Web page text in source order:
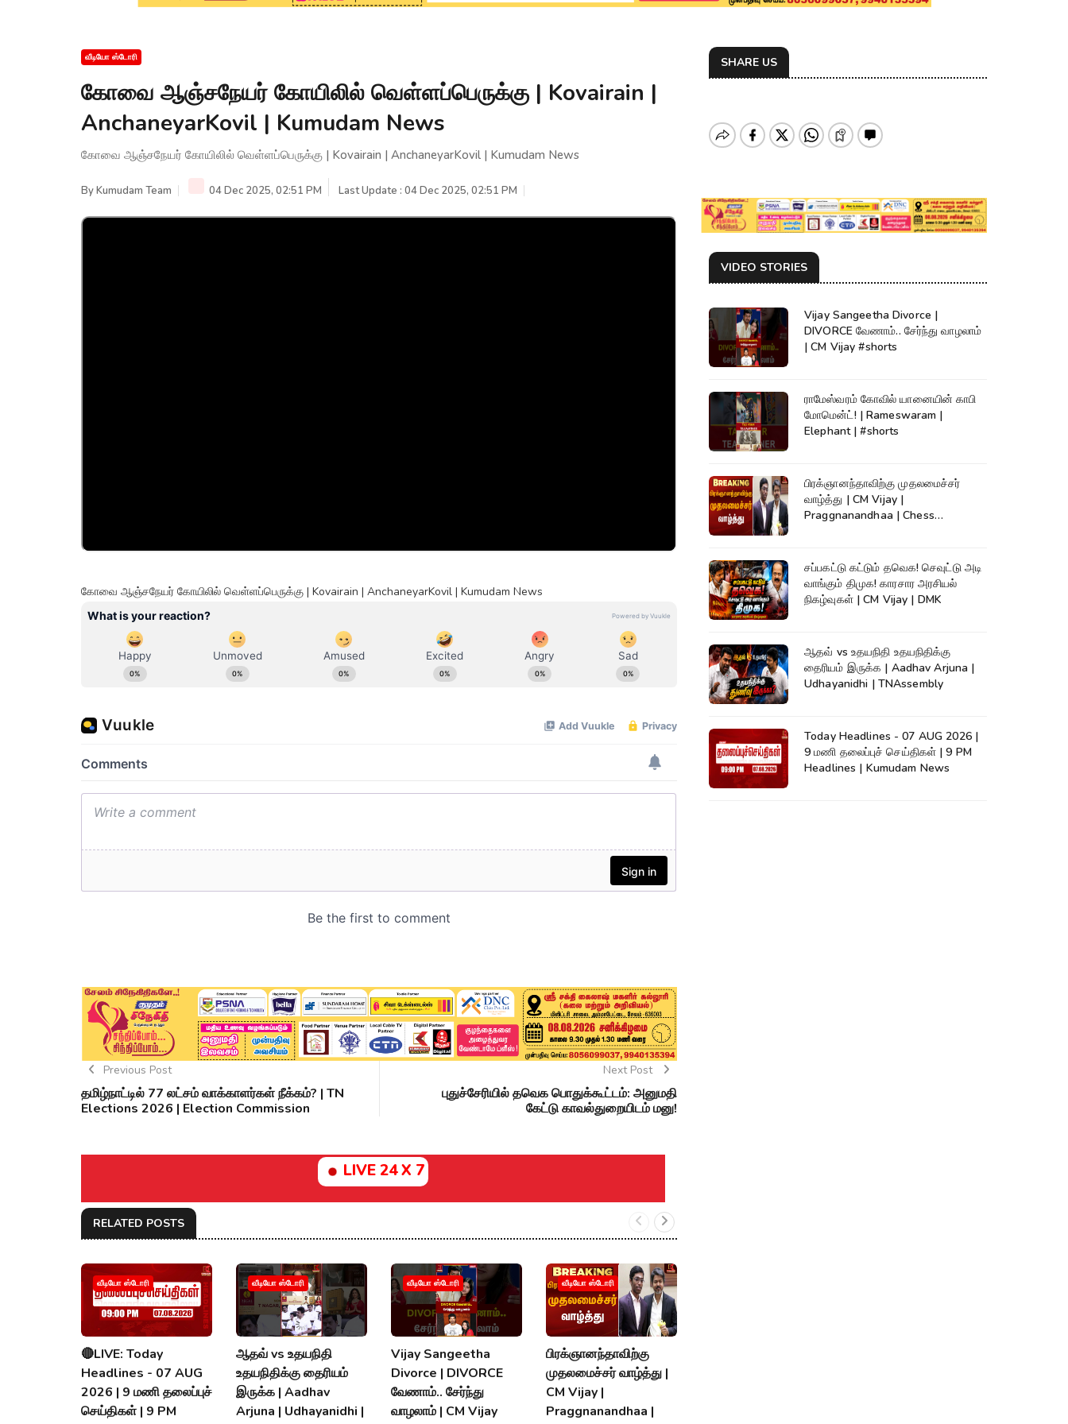
வீடியோ ஸ்டோரி
கோவை ஆஞ்சநேயர் கோயிலில் வெள்ளப்பெருக்கு | Kovairain |
AnchaneyarKovil | Kumudam News
கோவை ஆஞ்சநேயர் கோயிலில் வெள்ளப்பெருக்கு | Kovairain | AnchaneyarKovil | Kumudam News
ByKumudam Team 04 Dec 2025, 02:51 PM Last Update : 04 Dec 2025, 02:51 PM
கோவை ஆஞ்சநேயர் கோயிலில் வெள்ளப்பெருக்கு | Kovairain | AnchaneyarKovil | Kumudam News
Previous Post
தமிழ்நாட்டில் 77 லட்சம் வாக்காளர்கள் நீக்கம்? | TN
Elections 2026 | Election Commission
Next Post
புதுச்சேரியில் தவெக பொதுக்கூட்டம்: அனுமதி
கேட்டு காவல்துறையிடம் மனு!
LIVE 24 X 7
RELATED POSTS
வீடியோ ஸ்டோரி
🔴LIVE: Today
Headlines - 07 AUG
2026 | 9 மணி தலைப்புச்
செய்திகள் | 9 PM
வீடியோ ஸ்டோரி
ஆதவ் vs உதயநிதி
உதயநிதிக்கு தைரியம்
இருக்க | Aadhav
Arjuna | Udhayanidhi |
வீடியோ ஸ்டோரி
Vijay Sangeetha
Divorce | DIVORCE
வேணாம்.. சேர்ந்து
வாழலாம் | CM Vijay
வீடியோ ஸ்டோரி
பிரக்ஞானந்தாவிற்கு
முதலமைச்சர் வாழ்த்து |
CM Vijay |
Praggnanandhaa |
SHARE US
VIDEO STORIES
Vijay Sangeetha Divorce |
DIVORCE வேணாம்.. சேர்ந்து வாழலாம்
| CM Vijay #shorts
ராமேஸ்வரம் கோவில் யானையின் காபி
மோமென்ட்! | Rameswaram |
Elephant | #shorts
பிரக்ஞானந்தாவிற்கு முதலமைச்சர்
வாழ்த்து | CM Vijay |
Praggnanandhaa | Chess
சப்பகட்டு கட்டும் தவெக! செவுட்டு அடி
வாங்கும் திமுக! காரசார அரசியல்
நிகழ்வுகள் | CM Vijay | DMK
ஆதவ் vs உதயநிதி உதயநிதிக்கு
தைரியம் இருக்க | Aadhav Arjuna |
Udhayanidhi | TNAssembly
Today Headlines - 07 AUG 2026 |
9 மணி தலைப்புச் செய்திகள் | 9 PM
Headlines | Kumudam News